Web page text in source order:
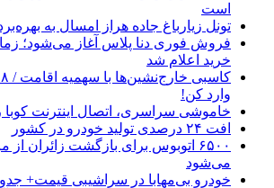
است
تونل زیارباغ جاده هراز امسال به
فروش فوری دنا پلاس آغاز می‌شود؛
خرید اعلام شد
وارد کن!
خاموشی سراسری، اتصال اینترنت کوبا
افت ۲۴ درصدی تولید خودرو در کشور
۶۵۰۰ اتوبوس برای بازگشت زائران
می‌شود
خودرو بی‌مهابا در سراشیبی قیمت+